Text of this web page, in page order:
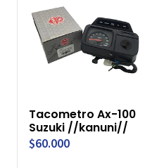
Tacometro Ax-100
Suzuki //kanuni//
$60.000